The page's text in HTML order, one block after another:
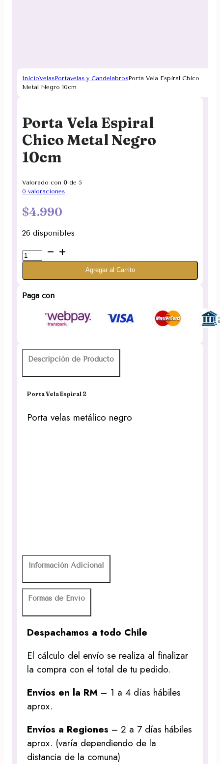
InicioVelasPortavelas y CandelabrosPorta Vela Espiral Chico
Metal Negro 10cm
Porta Vela Espiral
Chico Metal Negro
10cm
Valorado con0 de 5
0 valoraciones
$4.990
26 disponibles
Porta
Vela
Metal
cantidad
Agregar al Carrito
Paga con
Descripción de Producto
Porta Vela Espiral 2
Porta velas metálico negro
Información Adicional
Formas de Envío
Despachamos a todo Chile
El cálculo del envío se realiza al finalizar
la compra con el total de tu pedido.
Envíos en la RM – 1 a 4 días hábiles
aprox.
Envíos a Regiones – 2 a 7 días hábiles
aprox. (varía dependiendo de la
distancia de la comuna)